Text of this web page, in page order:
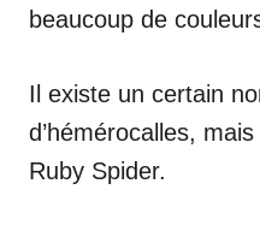
beaucoup de
Il existe un certain
d’hémérocalles,
Ruby Spider.